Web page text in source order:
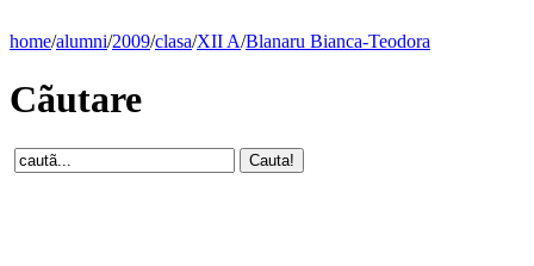
home/alumni/2009/clasa/XII A/Blanaru Bianca-Teodora
Cãutare